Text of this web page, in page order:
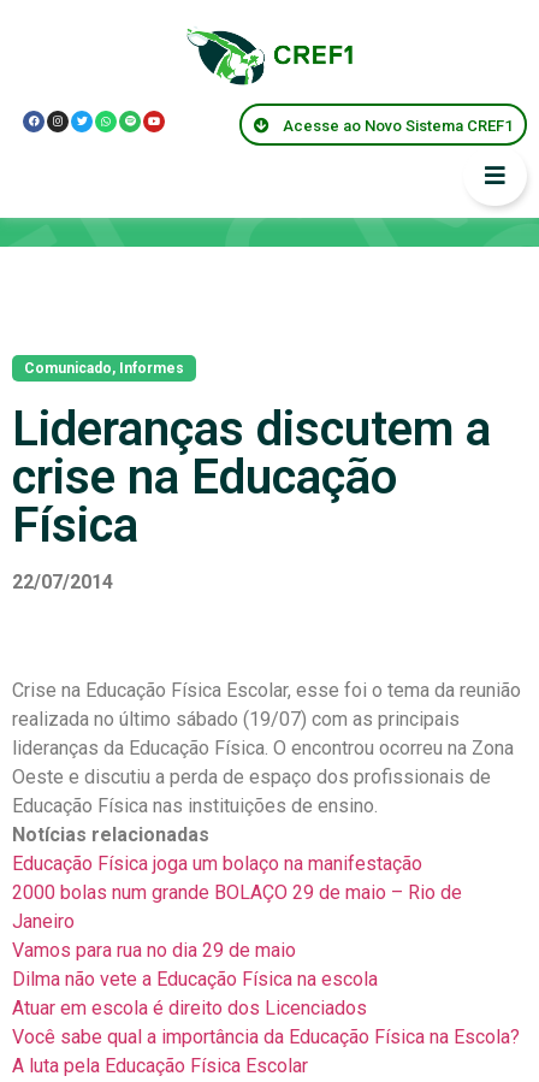
Acesse ao Novo Sistema CREF1
Comunicado, Informes
Lideranças discutem a
crise na Educação
Física
22/07/2014
Crise na Educação Física Escolar, esse foi o tema da reunião
realizada no último sábado (19/07) com as principais
lideranças da Educação Física. O encontrou ocorreu na Zona
Oeste e discutiu a perda de espaço dos profissionais de
Educação Física nas instituições de ensino.
Notícias relacionadas
Educação Física joga um bolaço na manifestação
2000 bolas num grande BOLAÇO 29 de maio – Rio de
Janeiro
Vamos para rua no dia 29 de maio
Dilma não vete a Educação Física na escola
Atuar em escola é direito dos Licenciados
Você sabe qual a importância da Educação Física na Escola?
A luta pela Educação Física Escolar